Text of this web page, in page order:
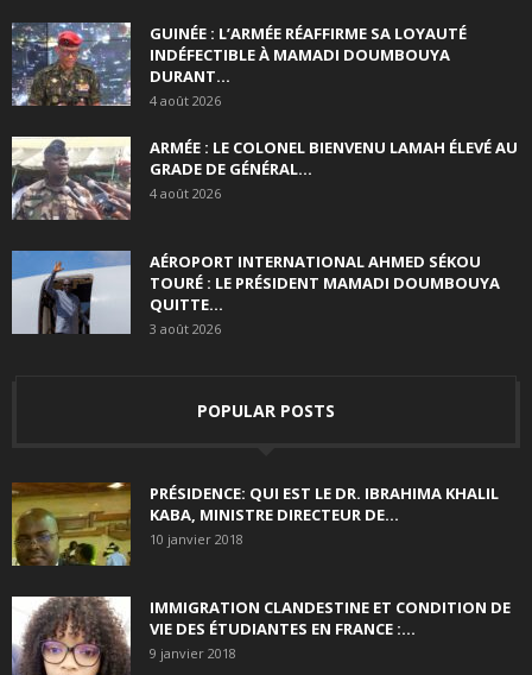
GUINÉE : L’ARMÉE RÉAFFIRME SA LOYAUTÉ
INDÉFECTIBLE À MAMADI DOUMBOUYA
DURANT...
4 août 2026
ARMÉE : LE COLONEL BIENVENU LAMAH ÉLEVÉ AU
GRADE DE GÉNÉRAL...
4 août 2026
AÉROPORT INTERNATIONAL AHMED SÉKOU
TOURÉ : LE PRÉSIDENT MAMADI DOUMBOUYA
QUITTE...
3 août 2026
POPULAR POSTS
PRÉSIDENCE: QUI EST LE DR. IBRAHIMA KHALIL
KABA, MINISTRE DIRECTEUR DE...
10 janvier 2018
IMMIGRATION CLANDESTINE ET CONDITION DE
VIE DES ÉTUDIANTES EN FRANCE :...
9 janvier 2018